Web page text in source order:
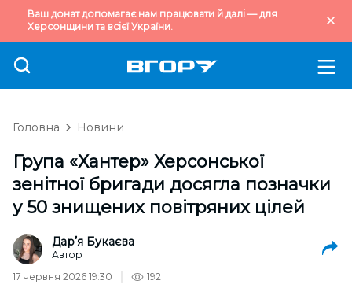
Ваш донат допомагає нам працювати й далі — для
Херсонщини та всієї України.
Головна Новини
Група «Хантер» Херсонської
зенітної бригади досягла позначки
у 50 знищених повітряних цілей
Дарʼя Букаєва
Автор
17 червня 2026 19:30
192